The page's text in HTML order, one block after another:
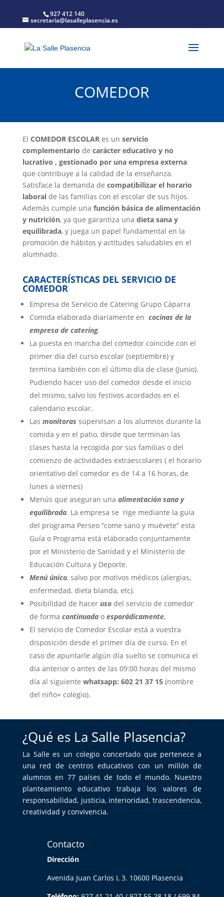
927 412 140
secretaria@lasalleplasencia.es
COMEDOR
El COMEDOR ESCOLAR es un servicio
complementario de carácter educativo y no
lucrativo , gestionado por una empresa externa
que contribuye a la calidad de la enseñanza.
Satisface la demanda de compatibilizar el horario
laboral de las familias con el escolar de sus hijos.
Además cumple una función básica de alimentación
y nutrición, ya que garantiza una dieta sana y
equilibrada, y juega un papel fundamental en la
promoción de hábitos y actitudes saludables en el
alumnado.
CARACTERÍSTICAS DEL SERVICIO DE
COMEDOR
Empresa de Servicio de Cátering Grupo Cáparra
Comida elaborada diariamente en cocinas de la
empresa de catering.
La puesta en marcha del comedor coincide con el
primer día del curso escolar (septiembre) y
termina también con el último día de clase (Junio).
Pudiendo hacer uso del comedor desde el inicio
del mismo, salvo los festivos acordados en el
calendario escolar.
Las monitoras supervisan a los alumnos durante la
comida y en el patio, desde que terminan las
clases hasta la recogida por sus familias o del
comienzo de actividades extraescolares ( el horario
orientativo del comedor es de 14 a 16 horas, de
lunes a viernes)
Menús que aseguran una alimentación sana y
equilibrada. La empresa se rige mediante la guía
del programa Perseo “come sano y muévete” esta
Guía o Programa está elaborado conjuntamente
por el Ministerio de Sanidad y el Ministerio de
Educación Cultura y Deporte.
Menú único, salvo por motivos médicos (alergias,
enfermedad, dieta blanda, etc).
Posibilidad de hacer uso del servicio de comedor
de forma continuada o esporádicamente.
El servicio de Comedor Escolar está a vuestra
disposición desde el primer día de curso. En el
caso de apuntarle algún día suelto se comunica el
día anterior o antes de las 09:00 horas del mismo
día al siguiente whatsapp: 602 21 37 15 (nombre
del niño+ colegio).
¿Qué es La Salle Plasencia?
La Salle es un colegio concertado que pertenece a
una red de centros educativos con un millón de
alumnos en 77 países de todo el mundo. Nuestro
planteamiento educativo trabaja los valores de
responsabilidad, justicia, interioridad, trascendencia,
creatividad y convivencia.
Contacto
Dirección
Avenida Juan Carlos I, 3. 10600 Plasencia